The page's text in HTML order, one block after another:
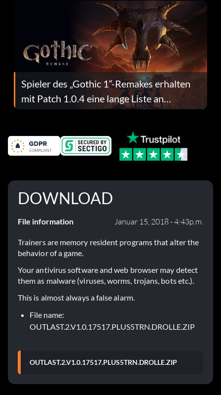
Spieler des „Gothic 1“-Remakes erhalten
mit Patch 1.0.4 eine lange Liste an
Fehlerbehebungen
DOWNLOAD
File information Januar 15, 2018 - 4:43p.m.
Trainers are memory resident programs that alter the
behavior of a game.
Your antivirus software and web browser may detect
them as malware (viruses, worms, trojans, bots etc.).
This is almost always a false alarm.
File name:
OUTLAST.2.V1.0.17517.PLUS5TRN.DROLLE.ZIP
OUTLAST.2.V1.0.17517.PLUS5TRN.DROLLE.ZIP